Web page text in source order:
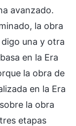
avanzado.
la obra
una y otra
en la Era
la obra de
en la Era
la obra
etapas